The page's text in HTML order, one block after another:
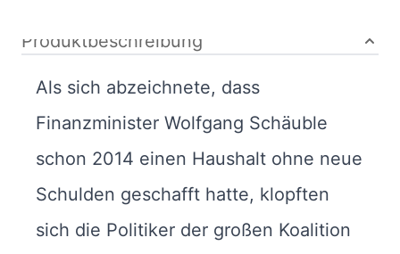
Produktbeschreibung
Als sich abzeichnete, dass
Finanzminister Wolfgang Schäuble
schon 2014 einen Haushalt ohne neue
Schulden geschafft hatte, klopften
sich die Politiker der großen Koalition